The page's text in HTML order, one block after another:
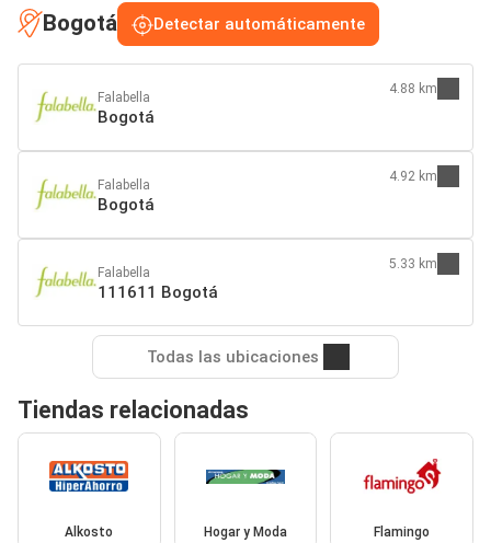
Bogotá Detectar automáticamente
Falabella
Bogotá
4.88 km
Falabella
Bogotá
4.92 km
Falabella
111611 Bogotá
5.33 km
Todas las ubicaciones
Tiendas relacionadas
Alkosto Hogar y Moda Flamingo